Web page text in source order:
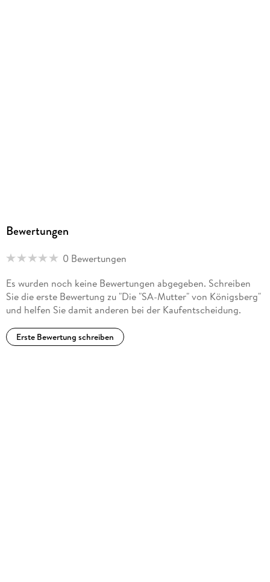
Bewertungen
0 Bewertungen
Es wurden noch keine Bewertungen abgegeben. Schreiben
Sie die erste Bewertung zu "Die "SA-Mutter" von Königsberg"
und helfen Sie damit anderen bei der Kaufentscheidung.
Erste Bewertung schreiben